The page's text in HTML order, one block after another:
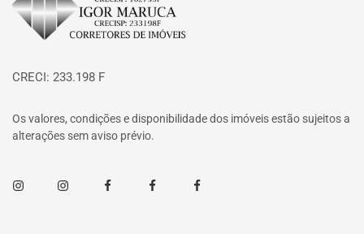
CRECI: 233.198 F
Os valores, condições e disponibilidade dos imóveis estão sujeitos a
alterações sem aviso prévio.
InstagramInstagramFacebookFacebookFacebook